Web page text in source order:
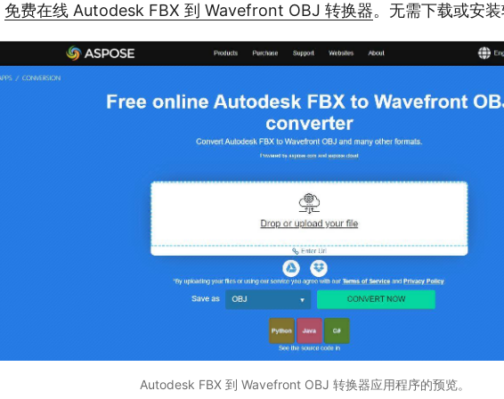
免费在线 Autodesk FBX 到 Wavefront OBJ 转换器。无需下载或安
Autodesk FBX 到 Wavefront OBJ 转换器应用程序的预览。